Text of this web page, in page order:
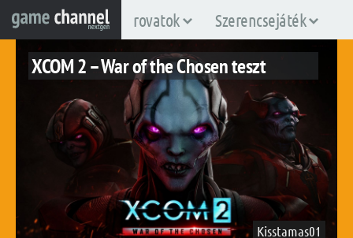
rovatok Szerencsejáték
XCOM 2 – War of the Chosen teszt
Kisstamas01